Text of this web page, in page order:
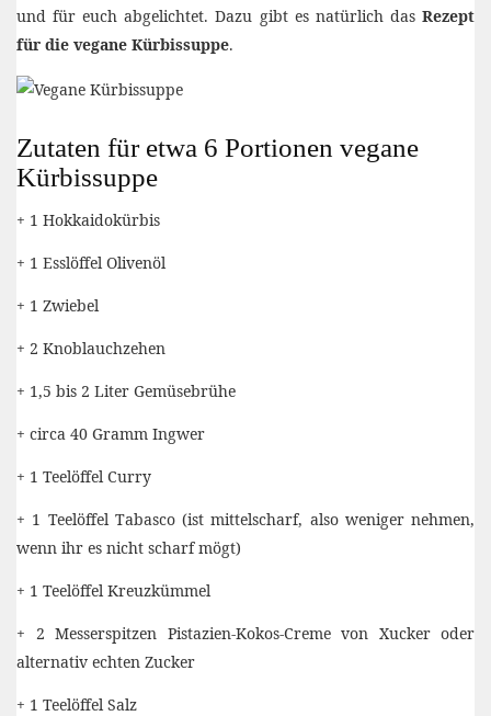
und für euch abgelichtet. Dazu gibt es natürlich das Rezept
für die vegane Kürbissuppe.
Zutaten für etwa 6 Portionen vegane
Kürbissuppe
+ 1 Hokkaidokürbis
+ 1 Esslöffel Olivenöl
+ 1 Zwiebel
+ 2 Knoblauchzehen
+ 1,5 bis 2 Liter Gemüsebrühe
+ circa 40 Gramm Ingwer
+ 1 Teelöffel Curry
+ 1 Teelöffel Tabasco (ist mittelscharf, also weniger nehmen,
wenn ihr es nicht scharf mögt)
+ 1 Teelöffel Kreuzkümmel
+ 2 Messerspitzen Pistazien-Kokos-Creme von Xucker oder
alternativ echten Zucker
+ 1 Teelöffel Salz